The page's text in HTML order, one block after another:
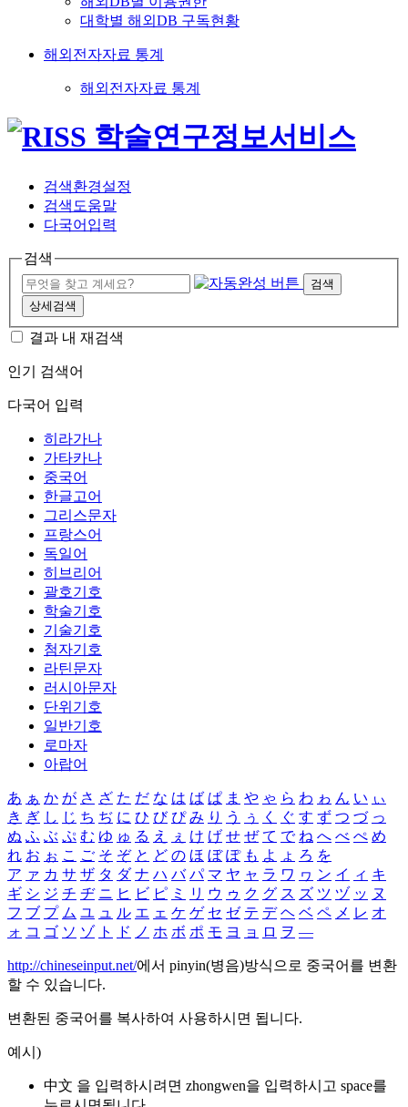
대학별 해외DB 구독현황
해외전자자료 통계
해외전자자료 통계
검색환경설정
검색도움말
다국어입력
검색
검색
상세검색
결과 내 재검색
인기 검색어
다국어 입력
히라가나
가타카나
중국어
한글고어
그리스문자
프랑스어
독일어
히브리어
괄호기호
학술기호
기술기호
첨자기호
라틴문자
러시아문자
단위기호
일반기호
로마자
아랍어
あ ぁ か が さ ざ た だ な は ば ぱ ま や ゃ ら わ ゎ ん い ぃ
き ぎ し じ ち ぢ に ひ び ぴ み り う ぅ く ぐ す ず つ づ っ
ぬ ふ ぶ ぷ む ゆ ゅ る え ぇ け げ せ ぜ て で ね へ べ ぺ め
れ お ぉ こ ご そ ぞ と ど の ほ ぼ ぽ も よ ょ ろ を
ア ァ カ サ ザ タ ダ ナ ハ バ パ マ ヤ ャ ラ ワ ヮ ン イ ィ キ
ギ シ ジ チ ヂ ニ ヒ ビ ピ ミ リ ウ ゥ ク グ ス ズ ツ ヅ ッ ヌ
フ ブ プ ム ユ ュ ル エ ェ ケ ゲ セ ゼ テ デ ヘ ベ ペ メ レ オ
ォ コ ゴ ソ ゾ ト ド ノ ホ ボ ポ モ ヨ ョ ロ ヲ ―
http://chineseinput.net/에서 pinyin(병음)방식으로 중국어를 변환
할 수 있습니다.
변환된 중국어를 복사하여 사용하시면 됩니다.
예시)
中文 을 입력하시려면 zhongwen을 입력하시고 space를